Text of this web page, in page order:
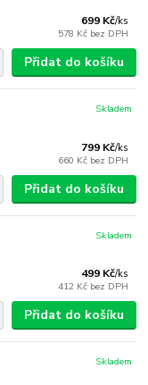
699 Kč/ks
578 Kč bez DPH
Přidat do košíku
799 Kč/ks
660 Kč bez DPH
Skladem
Přidat do košíku
499 Kč/ks
412 Kč bez DPH
Skladem
Přidat do košíku
Skladem